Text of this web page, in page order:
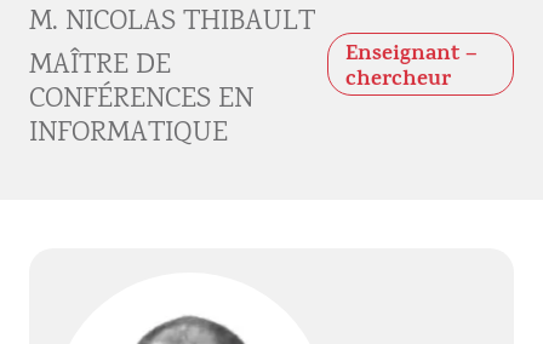
M. NICOLAS THIBAULT
MAÎTRE DE
CONFÉRENCES EN
INFORMATIQUE
Enseignant –
chercheur